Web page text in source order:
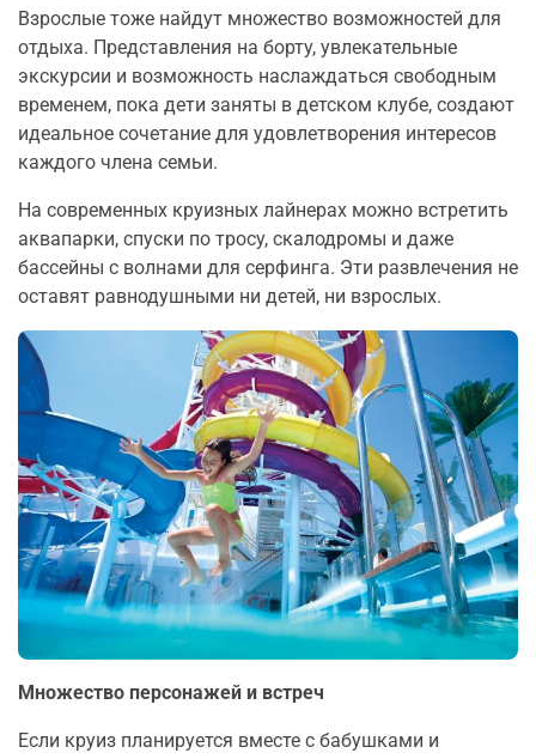
Взрослые тоже найдут множество возможностей для
отдыха. Представления на борту, увлекательные
экскурсии и возможность наслаждаться свободным
временем, пока дети заняты в детском клубе, создают
идеальное сочетание для удовлетворения интересов
каждого члена семьи.
На современных круизных лайнерах можно встретить
аквапарки, спуски по тросу, скалодромы и даже
бассейны с волнами для серфинга. Эти развлечения не
оставят равнодушными ни детей, ни взрослых.
Множество персонажей и встреч
Если круиз планируется вместе с бабушками и